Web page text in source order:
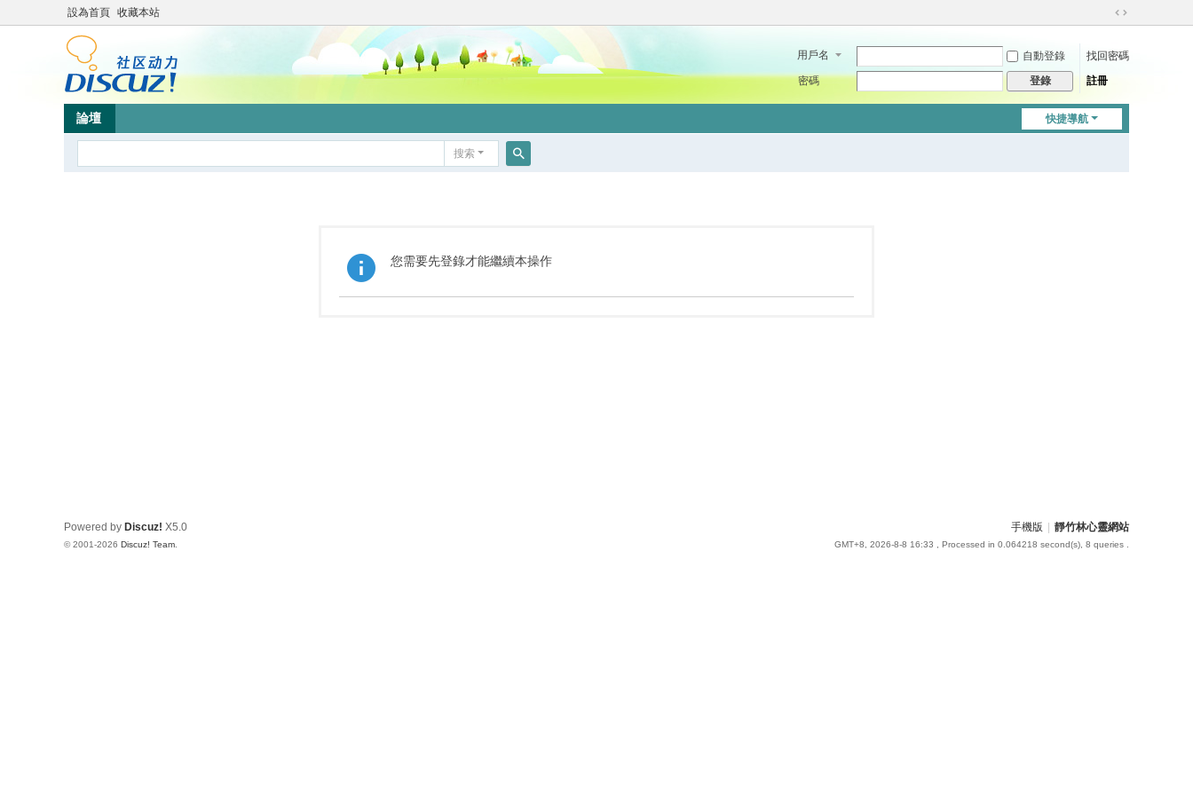
設為首頁 收藏本站
切
到
用戶名 自動登錄
找回密碼
密碼
登錄 註冊
快捷導航
論壇
搜索
您需要先登錄才能繼續本操作
手機版 靜竹林心靈網站
GMT+8, 2026-8-8 16:33 , Processed in 0.064218 second(s), 8 queries .
Powered by Discuz! X5.0
© 2001-2026 Discuz! Team